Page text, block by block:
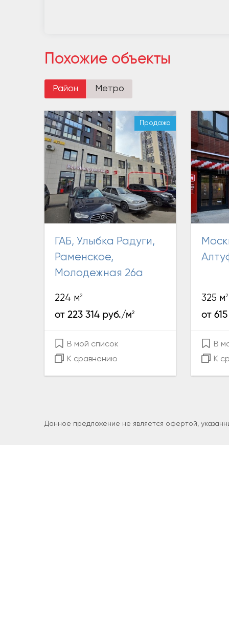
Похожие объекты
Район Метро
Продажа
ГАБ, Улыбка Радуги,
Раменское,
Молодежная 26а
224 м2
от 223 314 руб./м2
В мой список
К сравнению
Москва,
325 м2
от
В
К
Данное предложение не является офертой,